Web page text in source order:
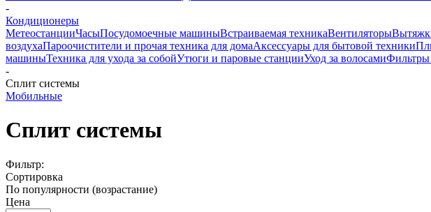
-
Кондиционеры
МетеостанцииЧасыПосудомоечные машиныВстраиваемая техникаВентиляторы
воздухаПароочистители и прочая техника для домаАксессуары для бытовой техники
машиныТехника для ухода за собойУтюги и паровые станцииУход за волосамиФильтры
-
Сплит системы
Мобильные
Сплит системы
Фильтр:
Сортировка
По популярности (возрастание)
Цена